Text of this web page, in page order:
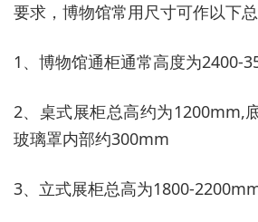
要求，博物馆常用尺寸可作以下总
1、博物馆通柜通常高度为2400-
2、桌式展柜总高约为1200mm,
玻璃罩内部约300mm
3、立式展柜总高为1800-